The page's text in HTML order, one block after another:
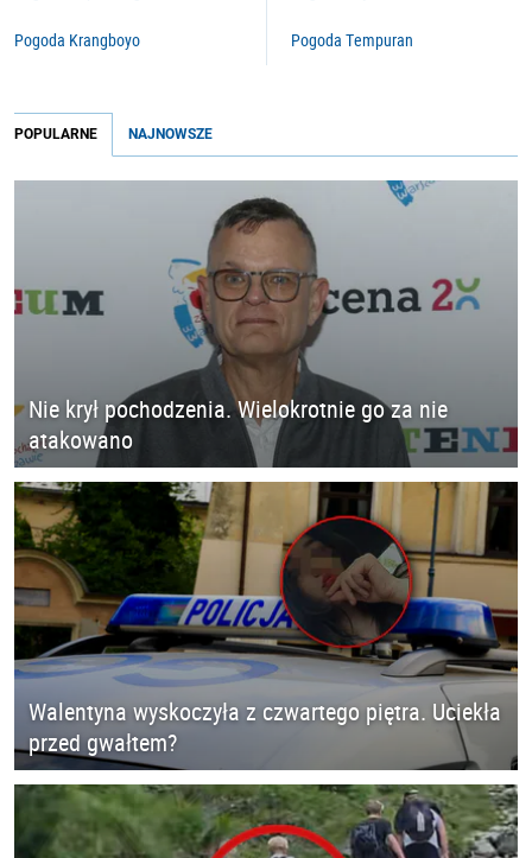
Pogoda Krangboyo Pogoda Tempuran
POPULARNE NAJNOWSZE
Nie krył pochodzenia. Wielokrotnie go za nie
atakowano
Walentyna wyskoczyła z czwartego piętra. Uciekła
przed gwałtem?